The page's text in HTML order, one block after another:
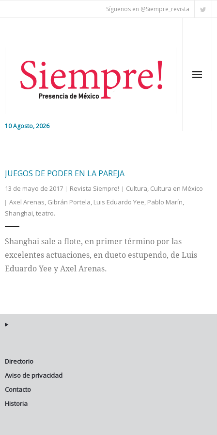
Síguenos en @Siempre_revista
10 Agosto, 2026
Nacional
Colaboradores
Internacional
JUEGOS DE PODER EN LA PAREJA
13 de mayo de 2017 Revista Siempre! Cultura, Cultura en México
Axel Arenas, Gibrán Portela, Luis Eduardo Yee, Pablo Marín,
Shanghai,teatro.
Shanghai sale a flote, en primer término por las
excelentes actuaciones, en dueto estupendo, de Luis
Eduardo Yee y Axel Arenas.
Directorio
Aviso de privacidad
Contacto
Historia